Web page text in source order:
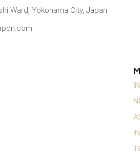
Ward, Yokohama City, Japan